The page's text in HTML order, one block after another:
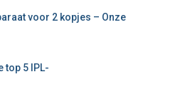
voor 2 kopjes – Onze
top 5 IPL-